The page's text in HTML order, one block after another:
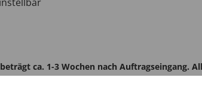
ca. 1-3 Wochen nach Auftragseingang.